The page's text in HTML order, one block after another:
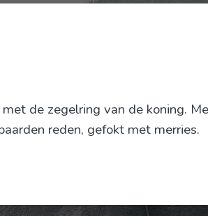
de zegelring van de koning.
reden, gefokt met merries.